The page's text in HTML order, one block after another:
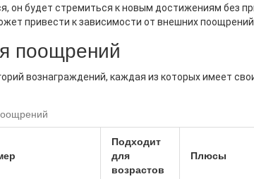
он будет стремиться к новым достижениям без
привести к зависимости от внешних
поощрений
вознаграждений, каждая из которых имеет
Подходит
для
возрастов
Плюсы
и
какие бывают, признаки и советы
преодолению каждого этапа
рабочие решения.